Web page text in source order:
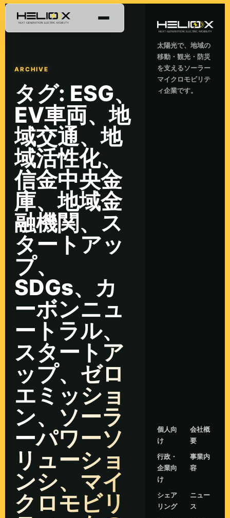
ARCHIVE
タグ: ESG、
EV車両、地
域交通、地
域活性化、
信金中央金
庫、地域金
融機関、ス
タートアッ
プ、
SDGs、カ
ーボンニュ
ートラル、
スタートア
ップ、ゼロ
エミッショ
ン、ソーラ
ーパワーソ
リューショ
ンシ、マイ
クロモビリ
太陽光で、地域の
移動・観光・防災
を支えるソーラー
マイクロモビリテ
ィ企業です。
個人向
け
会社概
要
行政・
企業向
け
事業内
容
シェア
リング
ニュー
ス